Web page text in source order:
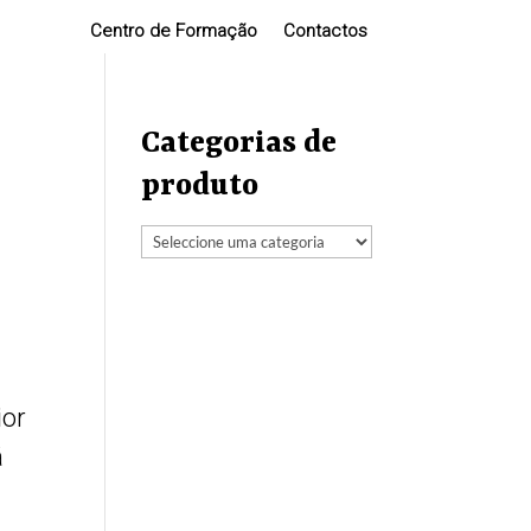
Centro de Formação Contactos
Categorias de
produto